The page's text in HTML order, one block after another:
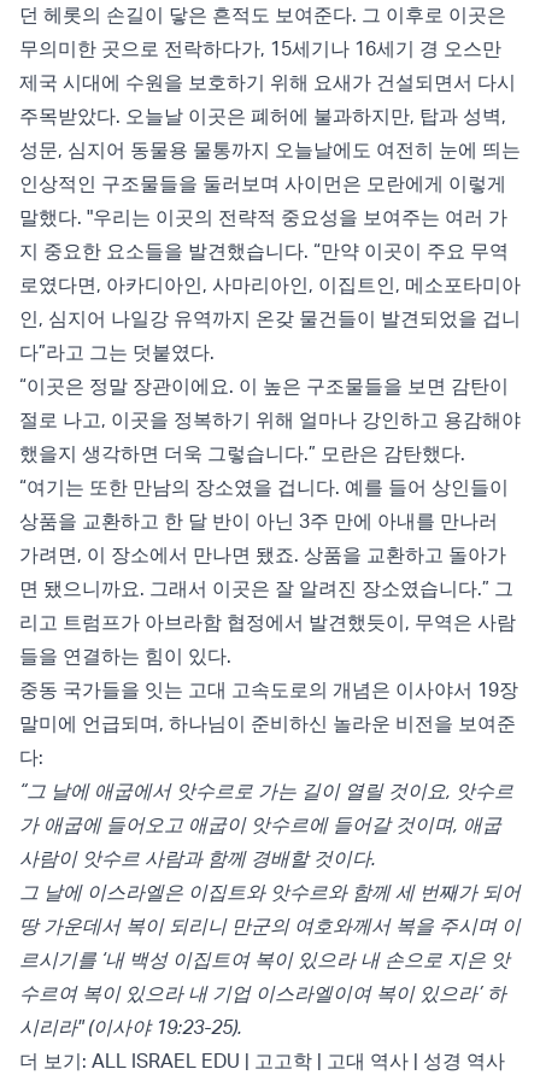
던 헤롯의 손길이 닿은 흔적도 보여준다. 그 이후로 이곳은
무의미한 곳으로 전락하다가, 15세기나 16세기 경 오스만
제국 시대에 수원을 보호하기 위해 요새가 건설되면서 다시
주목받았다. 오늘날 이곳은 폐허에 불과하지만, 탑과 성벽,
성문, 심지어 동물용 물통까지 오늘날에도 여전히 눈에 띄는
인상적인 구조물들을 둘러보며 사이먼은 모란에게 이렇게
말했다. "우리는 이곳의 전략적 중요성을 보여주는 여러 가
지 중요한 요소들을 발견했습니다. “만약 이곳이 주요 무역
로였다면, 아카디아인, 사마리아인, 이집트인, 메소포타미아
인, 심지어 나일강 유역까지 온갖 물건들이 발견되었을 겁니
다”라고 그는 덧붙였다.
“이곳은 정말 장관이에요. 이 높은 구조물들을 보면 감탄이
절로 나고, 이곳을 정복하기 위해 얼마나 강인하고 용감해야
했을지 생각하면 더욱 그렇습니다.” 모란은 감탄했다.
“여기는 또한 만남의 장소였을 겁니다. 예를 들어 상인들이
상품을 교환하고 한 달 반이 아닌 3주 만에 아내를 만나러
가려면, 이 장소에서 만나면 됐죠. 상품을 교환하고 돌아가
면 됐으니까요. 그래서 이곳은 잘 알려진 장소였습니다.” 그
리고 트럼프가 아브라함 협정에서 발견했듯이, 무역은 사람
들을 연결하는 힘이 있다.
중동 국가들을 잇는 고대 고속도로의 개념은 이사야서 19장
말미에 언급되며, 하나님이 준비하신 놀라운 비전을 보여준
다:
“그 날에 애굽에서 앗수르로 가는 길이 열릴 것이요, 앗수르
가 애굽에 들어오고 애굽이 앗수르에 들어갈 것이며, 애굽
사람이 앗수르 사람과 함께 경배할 것이다.
그 날에 이스라엘은 이집트와 앗수르와 함께 세 번째가 되어
땅 가운데서 복이 되리니 만군의 여호와께서 복을 주시며 이
르시기를 ‘내 백성 이집트여 복이 있으라 내 손으로 지은 앗
수르여 복이 있으라 내 기업 이스라엘이여 복이 있으라’ 하
시리라" (이사야 19:23-25).
더 보기: ALL ISRAEL EDU | 고고학 | 고대 역사 | 성경 역사